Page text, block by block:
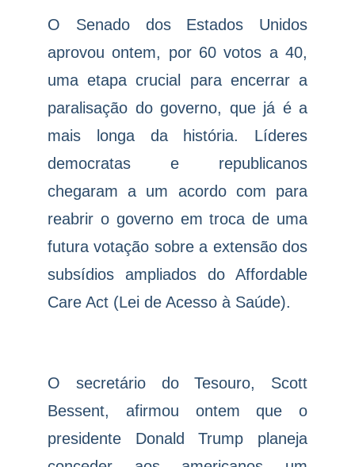
O Senado dos Estados Unidos
aprovou ontem, por 60 votos a 40,
uma etapa crucial para encerrar a
paralisação do governo, que já é a
mais longa da história. Líderes
democratas e republicanos
chegaram a um acordo com para
reabrir o governo em troca de uma
futura votação sobre a extensão dos
subsídios ampliados do Affordable
Care Act (Lei de Acesso à Saúde).
O secretário do Tesouro, Scott
Bessent, afirmou ontem que o
presidente Donald Trump planeja